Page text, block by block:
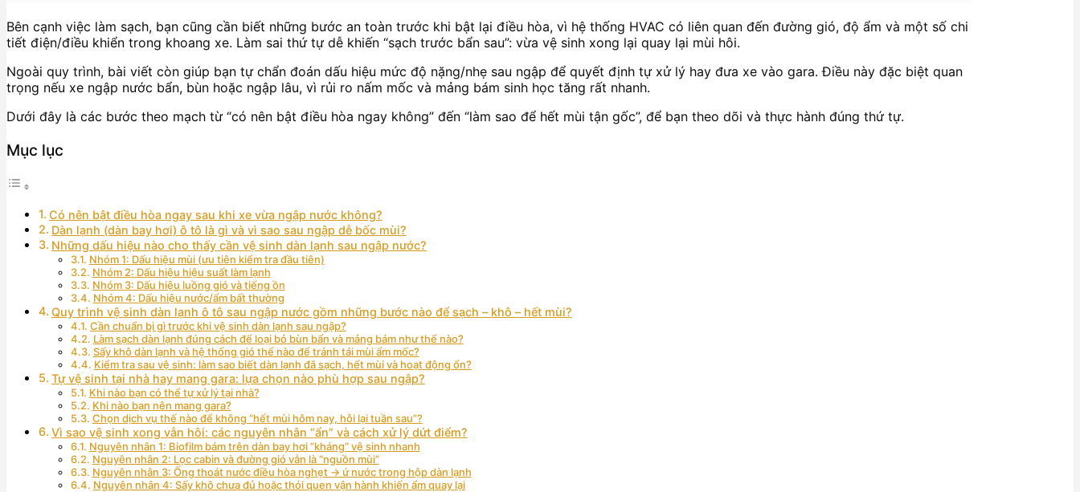
Bên cạnh việc làm sạch, bạn cũng cần biết những bước an toàn trước khi bật lại điều hòa, vì hệ thống HVAC có liên quan đến đường gió, độ ẩm và một số chi
tiết điện/điều khiển trong khoang xe. Làm sai thứ tự dễ khiến “sạch trước bẩn sau”: vừa vệ sinh xong lại quay lại mùi hôi.
Ngoài quy trình, bài viết còn giúp bạn tự chẩn đoán dấu hiệu mức độ nặng/nhẹ sau ngập để quyết định tự xử lý hay đưa xe vào gara. Điều này đặc biệt quan
trọng nếu xe ngập nước bẩn, bùn hoặc ngập lâu, vì rủi ro nấm mốc và mảng bám sinh học tăng rất nhanh.
Dưới đây là các bước theo mạch từ “có nên bật điều hòa ngay không” đến “làm sao để hết mùi tận gốc”, để bạn theo dõi và thực hành đúng thứ tự.
Mục lục
Có nên bật điều hòa ngay sau khi xe vừa ngập nước không?
Dàn lạnh (dàn bay hơi) ô tô là gì và vì sao sau ngập dễ bốc mùi?
Những dấu hiệu nào cho thấy cần vệ sinh dàn lạnh sau ngập nước?
Nhóm 1: Dấu hiệu mùi (ưu tiên kiểm tra đầu tiên)
Nhóm 2: Dấu hiệu hiệu suất làm lạnh
Nhóm 3: Dấu hiệu luồng gió và tiếng ồn
Nhóm 4: Dấu hiệu nước/ẩm bất thường
Quy trình vệ sinh dàn lạnh ô tô sau ngập nước gồm những bước nào để sạch – khô – hết mùi?
Cần chuẩn bị gì trước khi vệ sinh dàn lạnh sau ngập?
Làm sạch dàn lạnh đúng cách để loại bỏ bùn bẩn và mảng bám như thế nào?
Sấy khô dàn lạnh và hệ thống gió thế nào để tránh tái mùi ẩm mốc?
Kiểm tra sau vệ sinh: làm sao biết dàn lạnh đã sạch, hết mùi và hoạt động ổn?
Tự vệ sinh tại nhà hay mang gara: lựa chọn nào phù hợp sau ngập?
Khi nào bạn có thể tự xử lý tại nhà?
Khi nào bạn nên mang gara?
Chọn dịch vụ thế nào để không “hết mùi hôm nay, hôi lại tuần sau”?
Vì sao vệ sinh xong vẫn hôi: các nguyên nhân “ẩn” và cách xử lý dứt điểm?
Nguyên nhân 1: Biofilm bám trên dàn bay hơi “kháng” vệ sinh nhanh
Nguyên nhân 2: Lọc cabin và đường gió vẫn là “nguồn mùi”
Nguyên nhân 3: Ống thoát nước điều hòa nghẹt → ứ nước trong hộp dàn lạnh
Nguyên nhân 4: Sấy khô chưa đủ hoặc thói quen vận hành khiến ẩm quay lại